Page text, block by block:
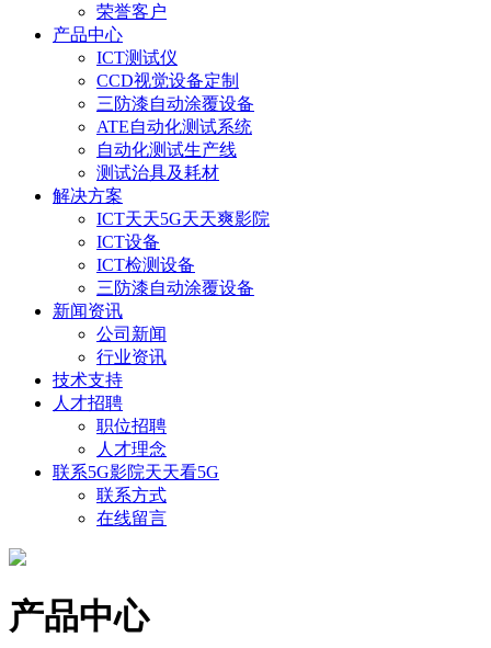
荣誉客户
产品中心
ICT测试仪
CCD视觉设备定制
三防漆自动涂覆设备
ATE自动化测试系统
自动化测试生产线
测试治具及耗材
解决方案
ICT天天5G天天爽影院
ICT设备
ICT检测设备
三防漆自动涂覆设备
新闻资讯
公司新闻
行业资讯
技术支持
人才招聘
职位招聘
人才理念
联系5G影院天天看5G
联系方式
在线留言
产品中心